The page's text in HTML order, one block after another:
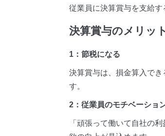
従業員に決算賞与を支給す
決算賞与のメリット
1：節税になる
決算賞与は、損金算入で
す。
2：従業員のモチベーショ
「頑張って働いて自社の